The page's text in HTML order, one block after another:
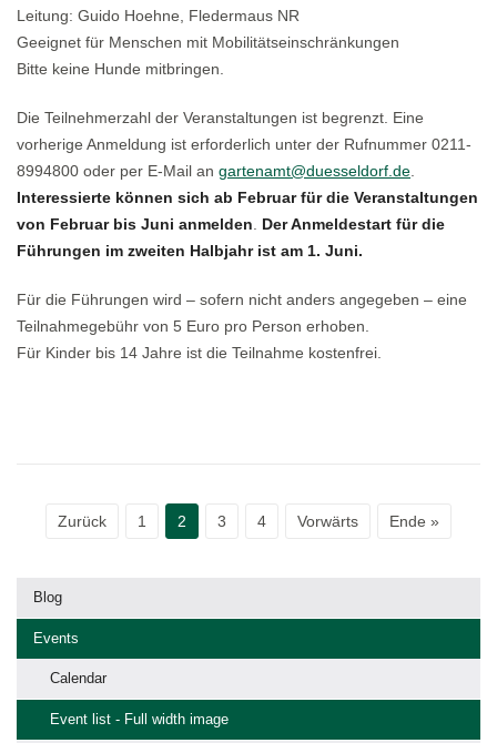
Leitung: Guido Hoehne, Fledermaus NR
Geeignet für Menschen mit Mobilitätseinschränkungen
Bitte keine Hunde mitbringen.
Die Teilnehmerzahl der Veranstaltungen ist begrenzt. Eine
vorherige Anmeldung ist erforderlich unter der Rufnummer 0211-
8994800 oder per E-Mail an gartenamt@duesseldorf.de
Interessierte können sich ab Februar für die Veranstaltungen
von Februar bis Juni anmelden
Der Anmeldestart für die
Führungen im zweiten Halbjahr ist am 1. Juni.
Für die Führungen wird – sofern nicht anders angegeben – eine
Teilnahmegebühr von 5 Euro pro Person erhoben.
Für Kinder bis 14 Jahre ist die Teilnahme kostenfrei.
Zurück 1 2 3 4 Vorwärts Ende »
Blog
Events
Calendar
Event list - Full width image